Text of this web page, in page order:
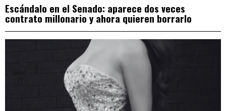
Escándalo en el Senado: aparece dos veces
contrato millonario y ahora quieren borrarlo